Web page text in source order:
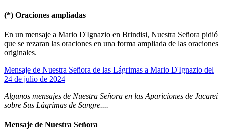
(*) Oraciones ampliadas
En un mensaje a Mario D'Ignazio en Brindisi, Nuestra Señora pidió
que se rezaran las oraciones en una forma ampliada de las oraciones
originales.
Mensaje de Nuestra Señora de las Lágrimas a Mario D'Ignazio del
24 de julio de 2024
Algunos mensajes de Nuestra Señora en las Apariciones de Jacarei
sobre Sus Lágrimas de Sangre....
Mensaje de Nuestra Señora